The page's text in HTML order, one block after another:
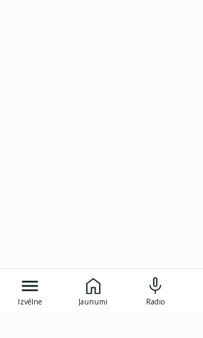
Izvēlne Jaunumi Radio